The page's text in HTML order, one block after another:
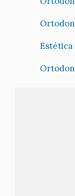
Estética